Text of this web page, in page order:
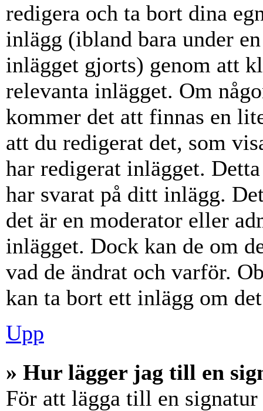
redigera och ta bort dina
inlägg (ibland bara under
inlägget gjorts) genom att
relevanta inlägget. Om
kommer det att finnas en
att du redigerat det, som
har redigerat inlägget.
har svarat på ditt inlägg.
det är en moderator eller
inlägget. Dock kan de om
vad de ändrat och varför.
kan ta bort ett inlägg om
Upp
» Hur lägger jag till en
För att lägga till en